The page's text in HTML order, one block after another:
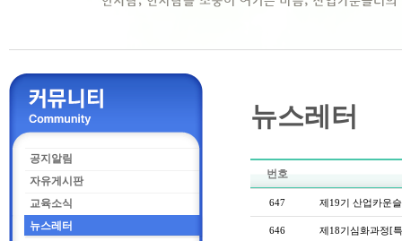
공지알림
자유게시판
교육소식
뉴스레터
뉴스레터
번호
647 제19기 산업카운
646 제18기심화과정[